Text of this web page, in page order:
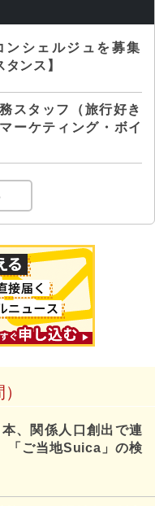
ンシェルジュを募集
ンス】
スタッフ（旅行好き
ーケティング・ボイ
、関係人口創出で連
「ご当地Suica」の検